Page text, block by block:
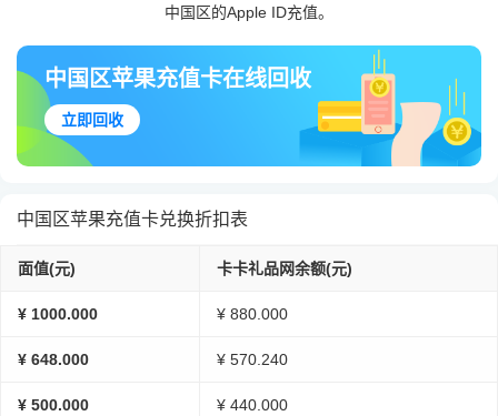
中国区的Apple ID充值。
中国区苹果充值卡在线回收
立即回收
中国区苹果充值卡兑换折扣表
面值(元) 卡卡礼品网余额(元)
¥ 1000.000 ¥ 880.000
¥ 648.000 ¥ 570.240
¥ 500.000 ¥ 440.000